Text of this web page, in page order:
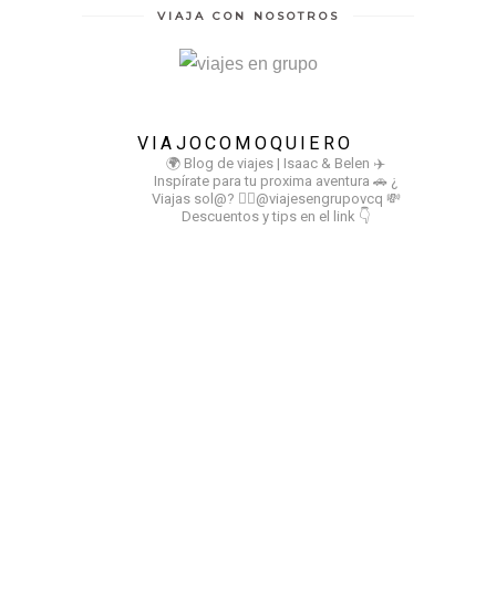
VIAJA CON NOSOTROS
VIAJOCOMOQUIERO
🌍 Blog de viajes | Isaac & Belen ✈️
Inspírate para tu proxima aventura 🚗 ¿
Viajas sol@? 👉🏻@viajesengrupovcq 💸
Descuentos y tips en el link 👇